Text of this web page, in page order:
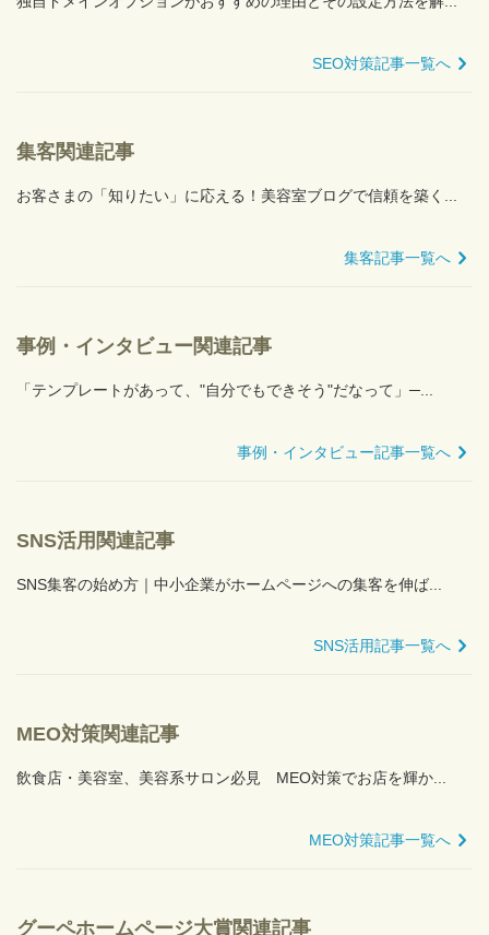
SEO対策記事一覧へ
集客関連記事
お客さまの「知りたい」に応える！美容室ブログで信頼を築く...
集客記事一覧へ
事例・インタビュー関連記事
「テンプレートがあって、"自分でもできそう"だなって」─...
事例・インタビュー記事一覧へ
SNS活用関連記事
SNS集客の始め方｜中小企業がホームページへの集客を伸ば...
SNS活用記事一覧へ
MEO対策関連記事
飲食店・美容室、美容系サロン必見 MEO対策でお店を輝か...
MEO対策記事一覧へ
グーペホームページ大賞関連記事